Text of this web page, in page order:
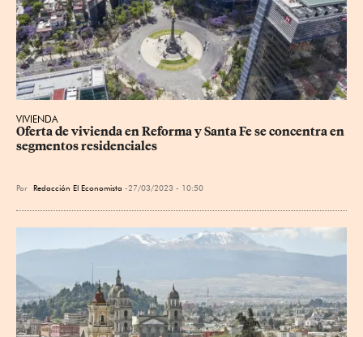
VIVIENDA
Oferta de vivienda en Reforma y Santa Fe se concentra en
segmentos residenciales
Por Redacción El Economista 27/03/2023 - 10:50